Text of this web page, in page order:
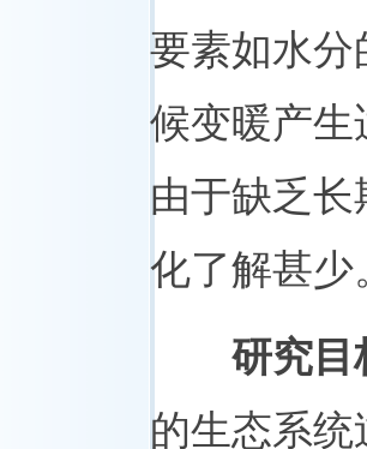
要素如水分
候变暖产生
由于缺乏
化了解甚少
研究目
的生态系